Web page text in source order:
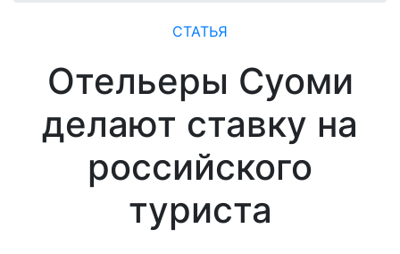
СТАТЬЯ
Отельеры Суоми
делают ставку на
российского
туриста